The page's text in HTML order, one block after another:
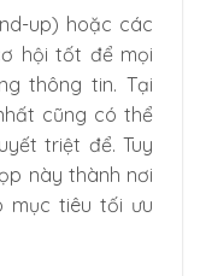
up) hoặc các
hội tốt để mọi
thông tin. Tại
cũng có thể
triệt để. Tuy
này thành nơi
mục tiêu tối ưu